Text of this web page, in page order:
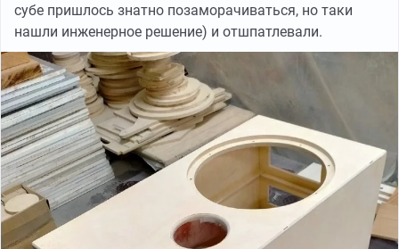
субе пришлось знатно позаморачиваться, но таки
нашли инженерное решение) и отшпатлевали.